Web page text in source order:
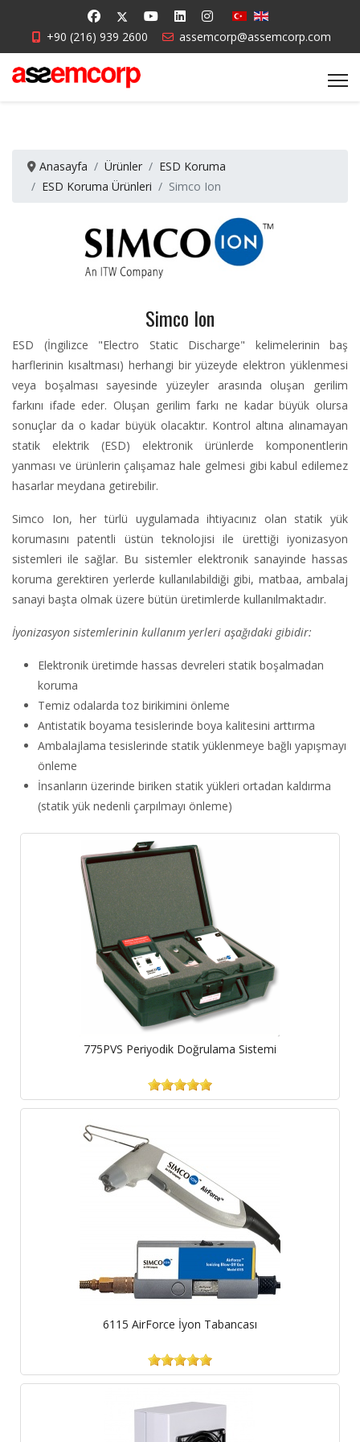
+90 (216) 939 2600 assemcorp@assemcorp.com
Anasayfa Ürünler
ESD Koruma
ESD Koruma Ürünleri
Simco Ion
Simco Ion
ESD (İngilizce "Electro Static Discharge" kelimelerinin baş
harflerinin kısaltması) herhangi bir yüzeyde elektron yüklenmesi
veya boşalması sayesinde yüzeyler arasında oluşan gerilim
farkını ifade eder. Oluşan gerilim farkı ne kadar büyük olursa
sonuçlar da o kadar büyük olacaktır. Kontrol altına alınamayan
statik elektrik (ESD) elektronik ürünlerde komponentlerin
yanması ve ürünlerin çalışamaz hale gelmesi gibi kabul edilemez
hasarlar meydana getirebilir.
Simco Ion, her türlü uygulamada ihtiyacınız olan statik yük
korumasını patentli üstün teknolojisi ile ürettiği iyonizasyon
sistemleri ile sağlar. Bu sistemler elektronik sanayinde hassas
koruma gerektiren yerlerde kullanılabildiği gibi, matbaa, ambalaj
sanayi başta olmak üzere bütün üretimlerde kullanılmaktadır.
İyonizasyon sistemlerinin kullanım yerleri aşağıdaki gibidir:
Elektronik üretimde hassas devreleri statik boşalmadan
koruma
Temiz odalarda toz birikimini önleme
Antistatik boyama tesislerinde boya kalitesini arttırma
Ambalajlama tesislerinde statik yüklenmeye bağlı yapışmayı
önleme
İnsanların üzerinde biriken statik yükleri ortadan kaldırma
(statik yük nedenli çarpılmayı önleme)
775PVS Periyodik Doğrulama Sistemi
6115 AirForce İyon Tabancası